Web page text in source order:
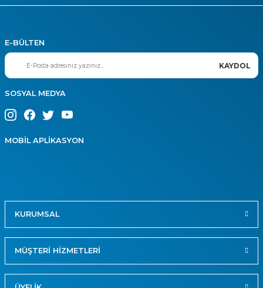
E-BÜLTEN
KAYDOL
SOSYAL MEDYA
MOBİL APLİKASYON
KURUMSAL
MÜŞTERİ HİZMETLERİ